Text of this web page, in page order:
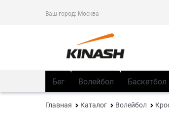
Ваш город: Москва
Бег Волейбол Баскетбол
Главная Каталог Волейбол